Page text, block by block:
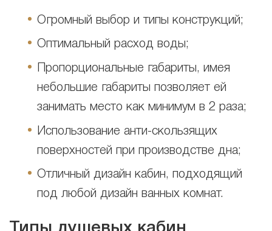
Огромный выбор и типы конструкций;
Оптимальный расход воды;
Пропорциональные габариты, имея
небольшие габариты позволяет ей
занимать место как минимум в 2 раза;
Использование анти-скользящих
поверхностей при производстве дна;
Отличный дизайн кабин, подходящий
под любой дизайн ванных комнат.